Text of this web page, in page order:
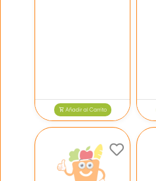
Añadir al Carrito